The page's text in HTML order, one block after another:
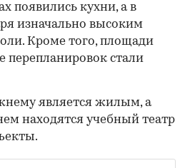
появились кухни, а в
изначально высоким
Кроме того, площади
перепланировок стали
является жилым, а
находятся учебный театр